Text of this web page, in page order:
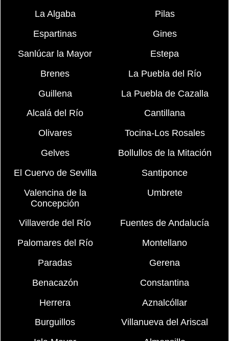
La Algaba
Pilas
Espartinas
Gines
Sanlúcar la Mayor
Estepa
Brenes
La Puebla del Río
Guillena
La Puebla de Cazalla
Alcalá del Río
Cantillana
Olivares
Tocina-Los Rosales
Gelves
Bollullos de la Mitación
El Cuervo de Sevilla
Santiponce
Valencina de la
Concepción
Umbrete
Villaverde del Río
Fuentes de Andalucía
Palomares del Río
Montellano
Paradas
Gerena
Benacazón
Constantina
Herrera
Aznalcóllar
Burguillos
Villanueva del Ariscal